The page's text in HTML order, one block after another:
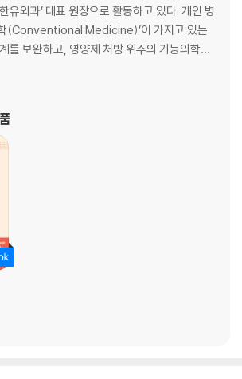
서의 치료 요법
유방암 병기
문제점
법 - Stabilizing ANS(자율신경 안정화하기)
neural stress) 치료
양 ·수분 ·체온 ·산소)
료법 - Managing Mucosa(점막 관리하기)
증과 이소성 지방
틸레이션) 대사
소금에 대한 오해
유외과’ 대표 원장으로 활동하고 있다. 개인 병
학(Conventional Medicine)’이 가지고 있는
를 보완하고, 영양제 처방 위주의 기능의학을
의학’의 개념을 확립하였다. 이론에만 그치지
독특한 신개념 치료법을 체계화하였으며, 유
인 채널들을 통해